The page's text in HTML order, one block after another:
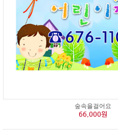
숲속을걸어요
66,000원